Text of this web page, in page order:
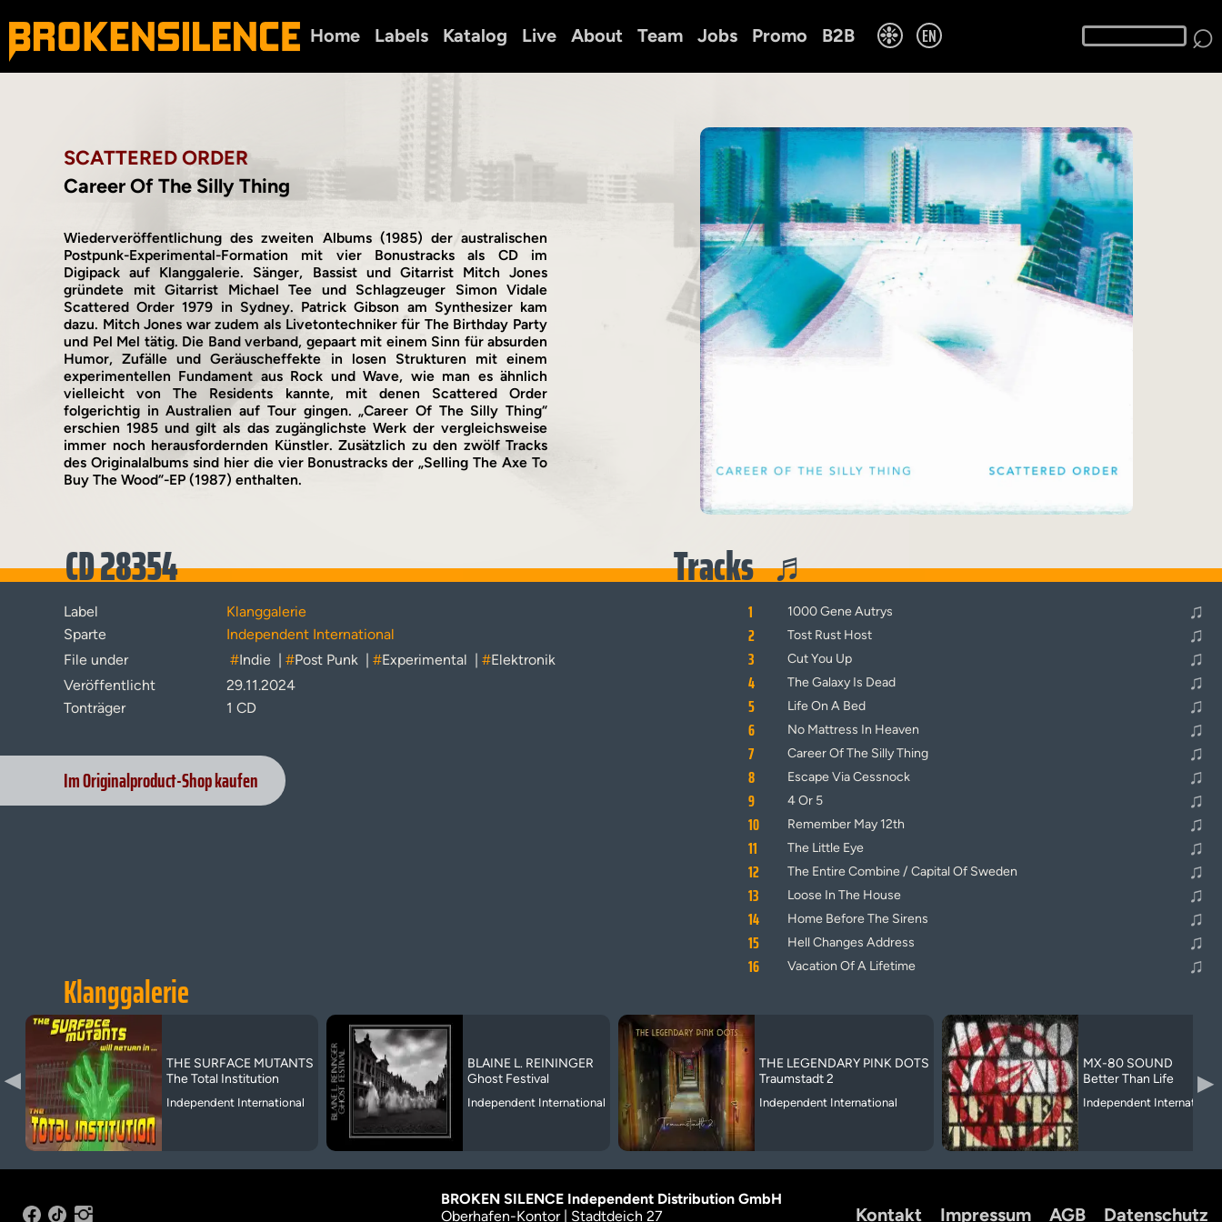
Home Labels Katalog Live About Team Jobs Promo B2B ❉ EN ⌕
SCATTERED ORDER
Career Of The Silly Thing
Wiederveröffentlichung des zweiten Albums (1985) der australischen
Postpunk-Experimental-Formation mit vier Bonustracks als CD im
Digipack auf Klanggalerie. Sänger, Bassist und Gitarrist Mitch Jones
gründete mit Gitarrist Michael Tee und Schlagzeuger Simon Vidale
Scattered Order 1979 in Sydney. Patrick Gibson am Synthesizer kam
dazu. Mitch Jones war zudem als Livetontechniker für The Birthday Party
und Pel Mel tätig. Die Band verband, gepaart mit einem Sinn für absurden
Humor, Zufälle und Geräuscheffekte in losen Strukturen mit einem
experimentellen Fundament aus Rock und Wave, wie man es ähnlich
vielleicht von The Residents kannte, mit denen Scattered Order
folgerichtig in Australien auf Tour gingen. „Career Of The Silly Thing“
erschien 1985 und gilt als das zugänglichste Werk der vergleichsweise
immer noch herausfordernden Künstler. Zusätzlich zu den zwölf Tracks
des Originalalbums sind hier die vier Bonustracks der „Selling The Axe To
Buy The Wood“-EP (1987) enthalten.
CD 28354 Tracks ♬Alle Tracks abspielen
Label
Klanggalerie
Sparte
Independent International
File under
#Indie | #Post Punk | #Experimental | #Elektronik
Veröffentlicht
29.11.2024
Tonträger
1 CD
Im Originalproduct-Shop kaufen
1 1000 Gene Autrys
♫
2
Tost Rust Host
♫
3
Cut You Up
♫
4
The Galaxy Is Dead
♫
5
Life On A Bed
♫
6
No Mattress In Heaven
♫
7
Career Of The Silly Thing
♫
8
Escape Via Cessnock
♫
9
4 Or 5
♫
10
Remember May 12th
♫
11
The Little Eye
♫
12
The Entire Combine / Capital Of Sweden
♫
13
Loose In The House
♫
14
Home Before The Sirens
♫
15
Hell Changes Address
♫
16
Vacation Of A Lifetime ♫
Klanggalerie
▶
THE SURFACE MUTANTS
The Total Institution
Independent International
BLAINE L. REININGER
Ghost Festival
Independent International
THE LEGENDARY PINK DOTS
Traumstadt 2
Independent International
MX-80 SOUND
Better Than Life
Independent International
▶
BROKEN SILENCE Independent Distribution GmbH
Oberhafen-Kontor | Stadtdeich 27
Kontakt Impressum AGB Datenschutz